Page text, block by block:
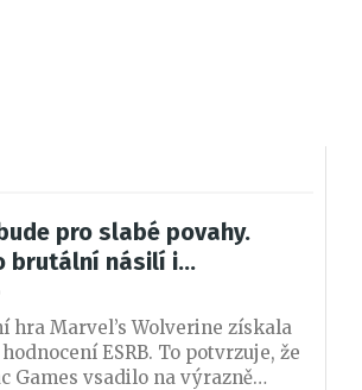
pro slabé povahy.
brutální násilí i
hra Marvel’s Wolverine získala
ESRB. To potvrzuje, že
Games vsadilo na výrazně